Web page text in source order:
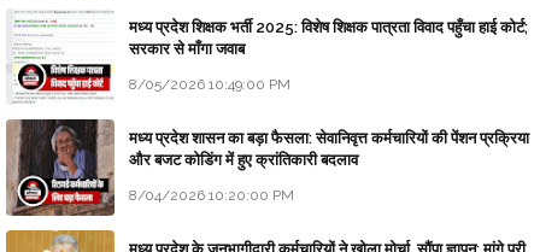
मध्य प्रदेश शिक्षक भर्ती 2025: विशेष शिक्षक पात्रता विवाद पहुँचा हाई कोर्ट;
सरकार से माँगा जवाब
8/05/2026 10:49:00 PM
मध्य प्रदेश शासन का बड़ा फैसला: सेवानिवृत्त कर्मचारियों की पेंशन प्रक्रिया
और बजट कोडिंग में हुए क्रांतिकारी बदलाव
8/04/2026 10:20:00 PM